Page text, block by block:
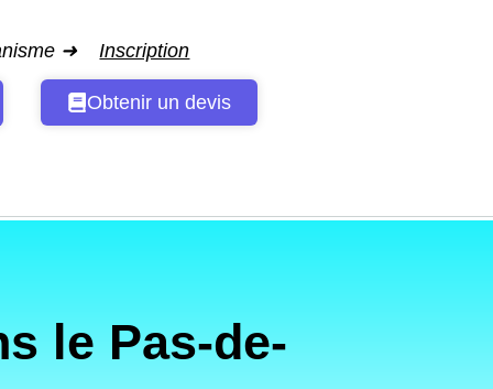
➜ Inscription
Obtenir un devis
le Pas-de-